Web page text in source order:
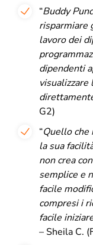
“Buddy
risparmiare
lavoro dei
dipendenti
visualizzare
G2)
“Quello che
la sua
non crea
semplice e
facile
compresi i
facile
– Sheila C.